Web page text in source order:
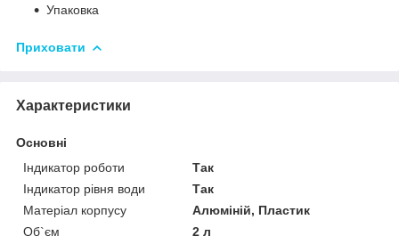
Упаковка
Приховати
Характеристики
Основні
Індикатор роботи
Так
Індикатор рівня води
Так
Матеріал корпусу
Алюміній, Пластик
Об`єм
2 л